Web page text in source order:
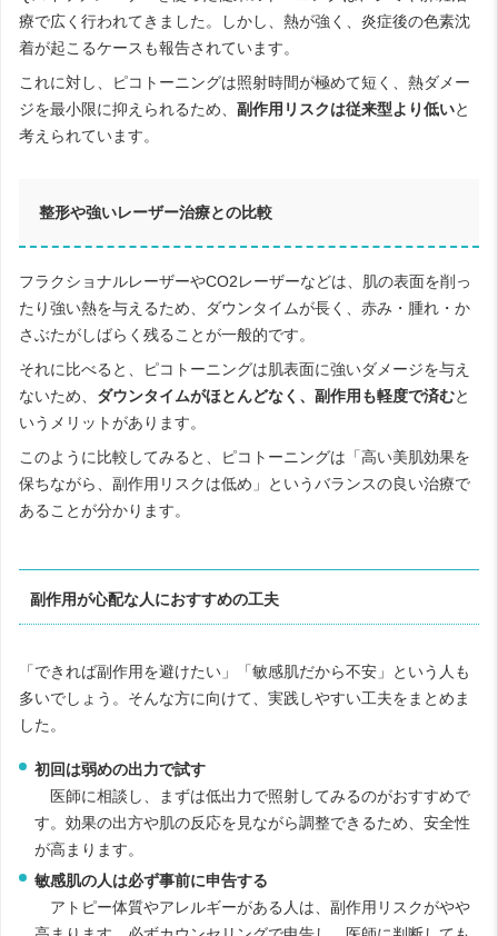
療で広く行われてきました。しかし、熱が強く、炎症後の色素沈
着が起こるケースも報告されています。
これに対し、ピコトーニングは照射時間が極めて短く、熱ダメー
ジを最小限に抑えられるため、 副作用リスクは従来型より低いと
考えられています。
整形や強いレーザー治療との比較
フラクショナルレーザーやCO2レーザーなどは、肌の表面を削っ
たり強い熱を与えるため、ダウンタイムが長く、赤み・腫れ・か
さぶたがしばらく残ることが一般的です。
それに比べると、ピコトーニングは肌表面に強いダメージを与え
ないため、 ダウンタイムがほとんどなく、副作用も軽度で済むと
いうメリットがあります。
このように比較してみると、ピコトーニングは「高い美肌効果を
保ちながら、副作用リスクは低め」というバランスの良い治療で
あることが分かります。
副作用が心配な人におすすめの工夫
「できれば副作用を避けたい」「敏感肌だから不安」という人も
多いでしょう。そんな方に向けて、実践しやすい工夫をまとめま
した。
初回は弱めの出力で試す
医師に相談し、まずは低出力で照射してみるのがおすすめで
す。効果の出方や肌の反応を見ながら調整できるため、安全性
が高まります。
敏感肌の人は必ず事前に申告する
アトピー体質やアレルギーがある人は、副作用リスクがやや